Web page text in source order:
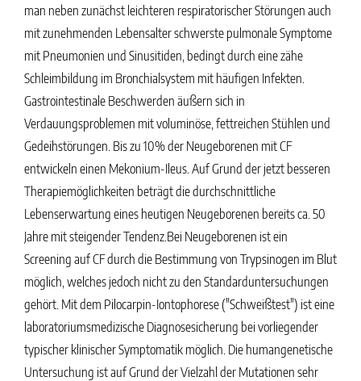
man neben zunächst leichteren respiratorischer Störungen auch
mit zunehmenden Lebensalter schwerste pulmonale Symptome
mit Pneumonien und Sinusitiden, bedingt durch eine zähe
Schleimbildung im Bronchialsystem mit häufigen Infekten.
Gastrointestinale Beschwerden äußern sich in
Verdauungsproblemen mit voluminöse, fettreichen Stühlen und
Gedeihstörungen. Bis zu 10% der Neugeborenen mit CF
entwickeln einen Mekonium-Ileus. Auf Grund der jetzt besseren
Therapiemöglichkeiten beträgt die durchschnittliche
Lebenserwartung eines heutigen Neugeborenen bereits ca. 50
Jahre mit steigender Tendenz.Bei Neugeborenen ist ein
Screening auf CF durch die Bestimmung von Trypsinogen im Blut
möglich, welches jedoch nicht zu den Standarduntersuchungen
gehört. Mit dem Pilocarpin-Iontophorese ("Schweißtest") ist eine
laboratoriumsmedizische Diagnosesicherung bei vorliegender
typischer klinischer Symptomatik möglich. Die humangenetische
Untersuchung ist auf Grund der Vielzahl der Mutationen sehr